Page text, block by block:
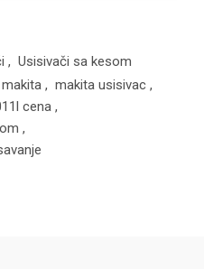
, Usisivači sa kesom
, makita usisivac ,
cena ,
,